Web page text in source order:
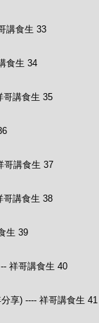
講食生 33
食生 34
哥講食生 35
哥講食生 37
哥講食生 38
生 39
祥哥講食生 40
享) ---- 祥哥講食生 41